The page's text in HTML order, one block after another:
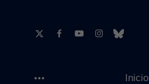
Inicio